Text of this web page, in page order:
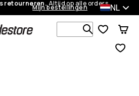
retourneren.Altijd op alle orders.
Mijn bestellingen NL
Zoek in 1